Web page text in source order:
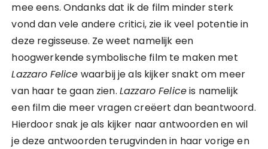
mee eens. Ondanks dat ik de film minder sterk
vond dan vele andere critici, zie ik veel potentie in
deze regisseuse. Ze weet namelijk een
hoogwerkende symbolische film te maken met
Lazzaro Felice waarbij je als kijker snakt om meer
van haar te gaan zien. Lazzaro Feliceis namelijk
een film die meer vragen creëert dan beantwoord.
Hierdoor snak je als kijker naar antwoorden en wil
je deze antwoorden terugvinden in haar vorige en